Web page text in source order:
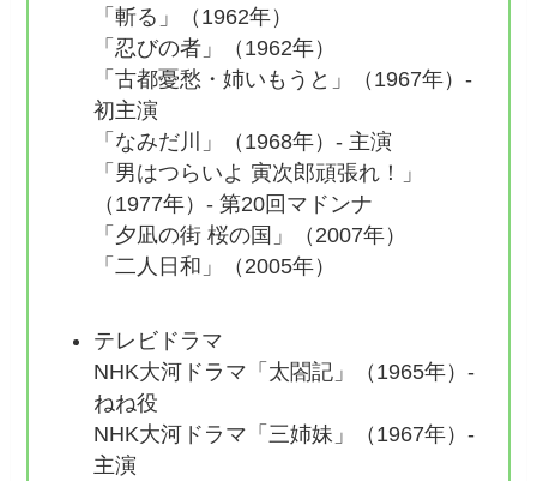
「斬る」（1962年）
「忍びの者」（1962年）
「古都憂愁・姉いもうと」（1967年）-
初主演
「なみだ川」（1968年）- 主演
「男はつらいよ 寅次郎頑張れ！」
（1977年）- 第20回マドンナ
「夕凪の街 桜の国」（2007年）
「二人日和」（2005年）
テレビドラマ
NHK大河ドラマ「太閤記」（1965年）-
ねね役
NHK大河ドラマ「三姉妹」（1967年）-
主演